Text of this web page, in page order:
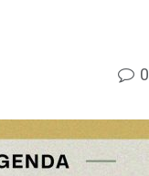
0